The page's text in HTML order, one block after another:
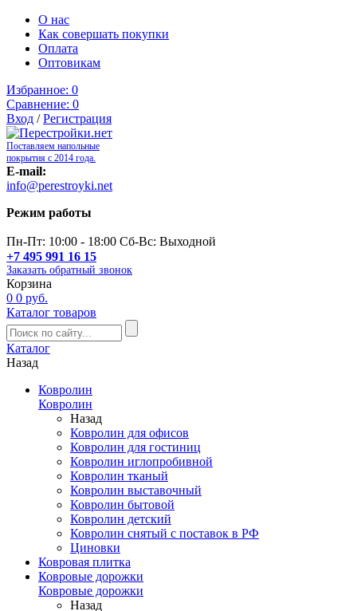
О нас
Как совершать покупки
Оплата
Оптовикам
Избранное: 0
Сравнение: 0
Вход /Регистрация
Поставляем напольные
покрытия с 2014 года.
E-mail:
info@perestroyki.net
Режим работы
Пн-Пт: 10:00 - 18:00 Сб-Вс: Выходной
+7 495 991 16 15
Заказать обратный звонок
Корзина
0 0 руб.
Каталог товаров
Каталог
Назад
Ковролин
Ковролин
Назад
Ковролин для офисов
Ковролин для гостиниц
Ковролин иглопробивной
Ковролин тканый
Ковролин выставочный
Ковролин бытовой
Ковролин детский
Ковролин снятый с поставок в РФ
Циновки
Ковровая плитка
Ковровые дорожки
Ковровые дорожки
Назад